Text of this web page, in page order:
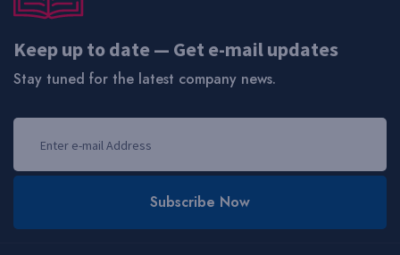
Keep up to date — Get e-mail updates
Stay tuned for the latest company news.
Subscribe Now